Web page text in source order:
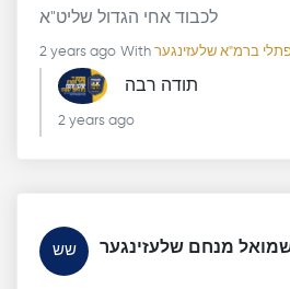
לכבוד אחי הגדול שליט"א
2 years ago With
תודה רבה
2 years ago
שש מנחם שלעזינגער